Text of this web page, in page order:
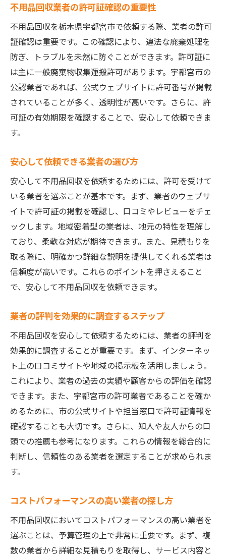
地元住民の声を活かした業者選び
見積もりがスムーズに！宇都宮市の許可業者で
不用品回収を依頼する方法
効果的な見積もり依頼の手順
オンラインでの見積もり活用法
予算内での回収を実現する方法
見積もり時に確認すべき重要ポイント
評判は重要！不用品回収を宇都宮市の許可業者
に頼む前に確認すべきポイント
口コミサイトを活用した業者評価の方法
友人や知人からの業者紹介のメリット
SNSでの評判検索の活用法
オンラインレビューを正しく活用する
業者選びで避けるべき落とし穴
信頼できる情報源からの業者選び
回収で知っておくべきこと
許可業者による安心の契約内容
不用品の引き取りから処分までの流れ
契約前に確認しておくべき事項
安心して任せられる回収手順
許可業者だからこそのメリット
許可業者の選択がもたらす安心感
宇都宮市公認の不用品回収業者で地域に優しい
処分方法を見つけよう
地域全体で取り組むエコ活動の紹介
地元でのリサイクル施設の活用法
環境負荷を減らすための業者選び
宇都宮市のエコ政策と協力する方法
不用品回収業者の許可証確認の重要性
不用品回収を栃木県宇都宮市で依頼する際、業者の許可
証確認は重要です。この確認により、違法な廃棄処理を
防ぎ、トラブルを未然に防ぐことができます。許可証に
は主に一般廃棄物収集運搬許可があります。宇都宮市の
公認業者であれば、公式ウェブサイトに許可番号が掲載
されていることが多く、透明性が高いです。さらに、許
可証の有効期限を確認することで、安心して依頼できま
す。
安心して依頼できる業者の選び方
安心して不用品回収を依頼するためには、許可を受けて
いる業者を選ぶことが基本です。まず、業者のウェブサ
イトで許可証の掲載を確認し、口コミやレビューをチェ
ックします。地域密着型の業者は、地元の特性を理解し
ており、柔軟な対応が期待できます。また、見積もりを
取る際に、明確かつ詳細な説明を提供してくれる業者は
信頼度が高いです。これらのポイントを押さえること
で、安心して不用品回収を依頼できます。
業者の評判を効果的に調査するステップ
不用品回収を安心して依頼するためには、業者の評判を
効果的に調査することが重要です。まず、インターネッ
ト上の口コミサイトや地域の掲示板を活用しましょう。
これにより、業者の過去の実績や顧客からの評価を確認
できます。また、宇都宮市の許可業者であることを確か
めるために、市の公式サイトや担当窓口で許可証情報を
確認することも大切です。さらに、知人や友人からの口
頭での推薦も参考になります。これらの情報を総合的に
判断し、信頼性のある業者を選定することが求められま
す。
コストパフォーマンスの高い業者の探し方
不用品回収においてコストパフォーマンスの高い業者を
選ぶことは、予算管理の上で非常に重要です。まず、複
数の業者から詳細な見積もりを取得し、サービス内容と